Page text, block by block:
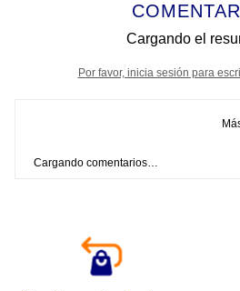
Cargando el
Por favor, inicia sesión para
Cargando comentarios…